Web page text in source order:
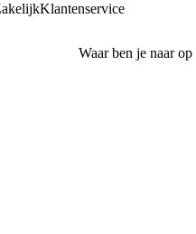
Klantenservice